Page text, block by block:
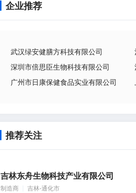
企业推荐
武汉绿安健膳方科技有限公司
深圳市倍思臣生物科技有限公司
广州市日康保健食品实业有限公司
推荐关注
吉林东舟生物科技产业有限公司
制造商 吉林-通化市